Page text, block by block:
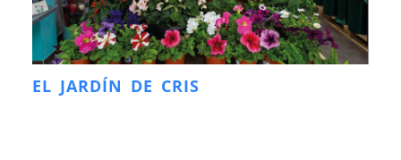
EL JARDÍN DE CRIS